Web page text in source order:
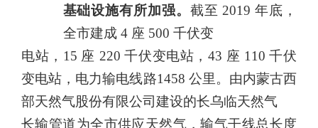
基础设施有所加强。 截至 2019 年底，
全市建成 4座 500 千伏变
电站，15 座 220 千伏变电站， 43 座 110 千伏
变电站，电力输电线路1458 公里。由内蒙古西
部天然气股份有限公司建设的长乌临天然气
长输管道为全市供应天然气，输气干线总长度